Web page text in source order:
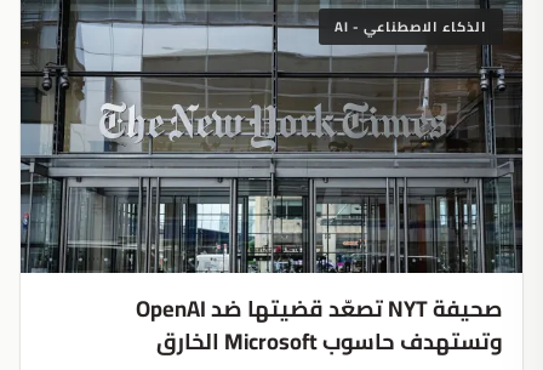
الذكاء الاصطناعي - AI
صحيفة NYT تصعّد قضيتها ضد OpenAI
وتستهدف حاسوب Microsoft الخارق